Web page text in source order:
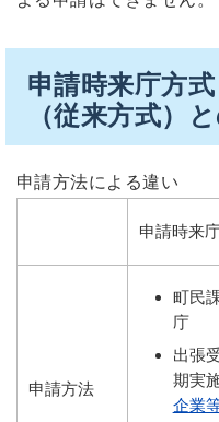
申請時来庁方
（従来方式）
申請方法による違い
申請時来
申請方法
町民
庁
出張
期実施
企業